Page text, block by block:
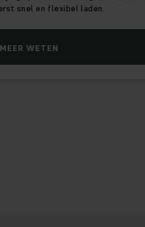
snel en flexibel laden.
MEER WETEN